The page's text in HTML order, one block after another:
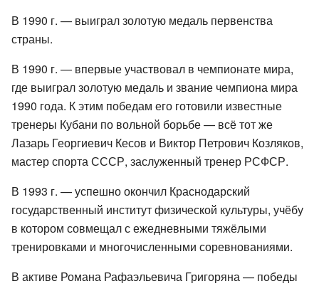
В 1990 г. — выиграл золотую медаль первенства
страны.
В 1990 г. — впервые участвовал в чемпионате мира,
где выиграл золотую медаль и звание чемпиона мира
1990 года. К этим победам его готовили известные
тренеры Кубани по вольной борьбе — всё тот же
Лазарь Георгиевич Кесов и Виктор Петрович Козляков,
мастер спорта СССР, заслуженный тренер РСФСР.
В 1993 г. — успешно окончил Краснодарский
государственный институт физической культуры, учёбу
в котором совмещал с ежедневными тяжёлыми
тренировками и многочисленными соревнованиями.
В активе Романа Рафаэльевича Григоряна — победы